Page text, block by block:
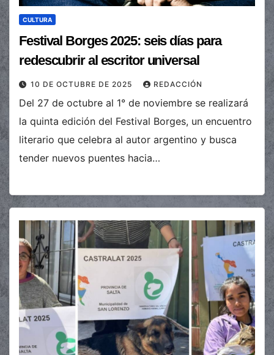
CULTURA
Festival Borges 2025: seis días para
redescubrir al escritor universal
10 DE OCTUBRE DE 2025 REDACCIÓN
Del 27 de octubre al 1° de noviembre se realizará
la quinta edición del Festival Borges, un encuentro
literario que celebra al autor argentino y busca
tender nuevos puentes hacia…